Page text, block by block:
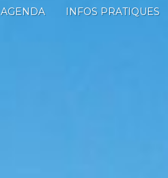
AGENDA INFOS PRATIQUES